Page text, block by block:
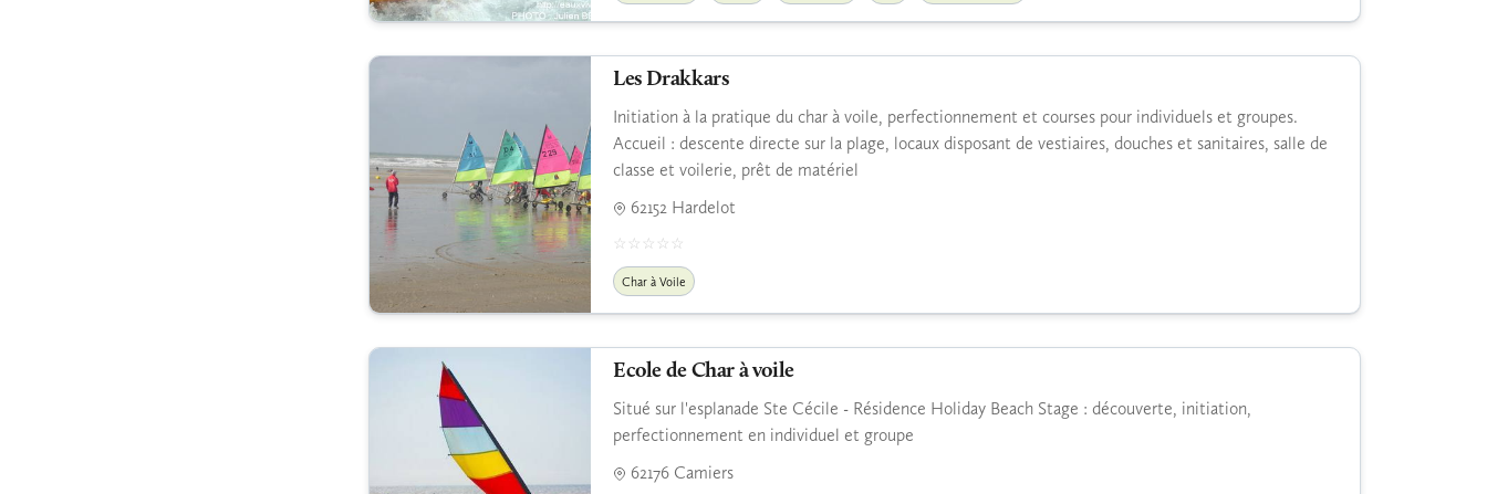
Les Drakkars
Initiation à la pratique du char à voile, perfectionnement et courses pour individuels et groupes.
Accueil : descente directe sur la plage, locaux disposant de vestiaires, douches et sanitaires, salle de
classe et voilerie, prêt de matériel
62152 Hardelot
Char à Voile
Ecole de Char à voile
Situé sur l'esplanade Ste Cécile - Résidence Holiday Beach Stage : découverte, initiation,
perfectionnement en individuel et groupe
62176 Camiers